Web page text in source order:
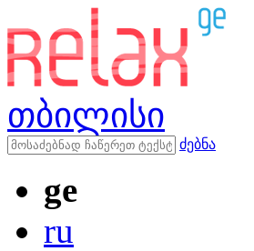
თბილისი
ძებნა
ge
ru